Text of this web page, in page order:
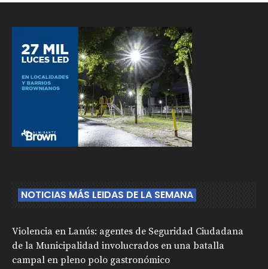
NOTICIAS MÁS LEIDAS DE LA SEMANA
Violencia en Lanús: agentes de Seguridad Ciudadana
de la Municipalidad involucrados en una batalla
campal en pleno polo gastronómico